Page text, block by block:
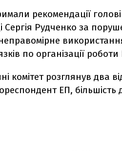
рекомендації
Сергія Рудченко за
по організації роботи
комітет розглянув два
ЕП, більшість